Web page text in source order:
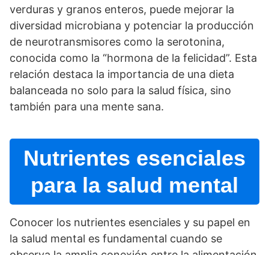
verduras y granos enteros, puede mejorar la
diversidad microbiana y potenciar la producción
de neurotransmisores como la serotonina,
conocida como la “hormona de la felicidad”. Esta
relación destaca la importancia de una dieta
balanceada no solo para la salud fí­sica, sino
también para una mente sana.
Nutrientes esenciales
para la salud mental
Conocer los nutrientes esenciales y su papel en
la salud mental es fundamental cuando se